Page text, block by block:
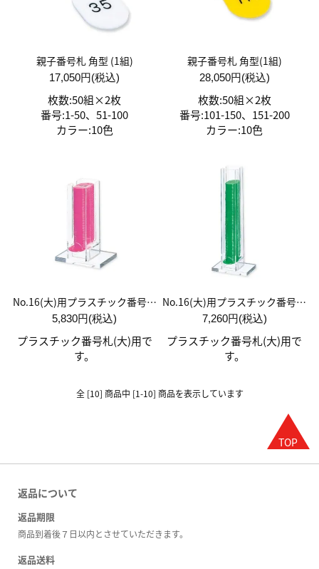
親子番号札 角型 (1組)
17,050円(税込)
枚数:50組×2枚
番号:1-50、51-100
カラー:10色
親子番号札 角型(1組)
28,050円(税込)
枚数:50組×2枚
番号:101-150、151-200
カラー:10色
No.16(大)用プラスチック番号札入れ 50枚用
5,830円(税込)
プラスチック番号札(大)用で
す。
No.16(大)用プラスチック番号札入れ 100枚用
7,260円(税込)
プラスチック番号札(大)用で
す。
全 [10] 商品中 [1-10] 商品を表示しています
返品について
返品期限
商品到着後７日以内とさせていただきます。
返品送料